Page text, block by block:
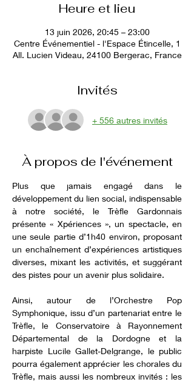
Heure et lieu
13 juin 2026, 20:45 – 23:00
Centre Événementiel - l'Espace Étincelle, 1
All. Lucien Videau, 24100 Bergerac, France
Invités
+ 556 autres invités
À propos de l'événement
Plus que jamais engagé dans le
développement du lien social, indispensable
à notre société, le Trèfle Gardonnais
présente « Xpériences », un spectacle, en
une seule partie d’1h40 environ, proposant
un enchaînement d’expériences artistiques
diverses, mixant les activités, et suggérant
des pistes pour un avenir plus solidaire.
Ainsi, autour de l’Orchestre Pop
Symphonique, issu d’un partenariat entre le
Trèfle, le Conservatoire à Rayonnement
Départemental de la Dordogne et la
harpiste Lucile Gallet-Delgrange, le public
pourra également apprécier les chorales du
Trèfle, mais aussi les nombreux invités : les